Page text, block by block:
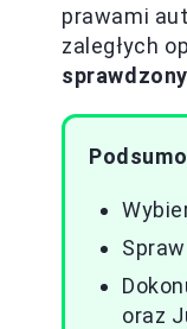
prawami
zaległych
oraz